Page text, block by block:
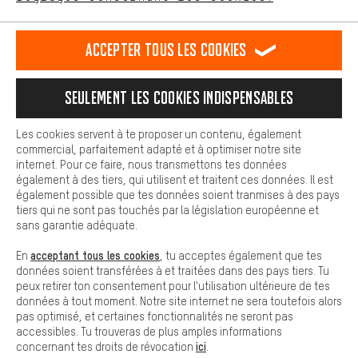
RÉSILIER LE CONTRAT Communauté d'Aix-la-Chapelle
Programme d'affiliation Mentions Légales Protection des données
Conditions générales de vente Plateforme d'Alerte
Reprise des batteries Corepile Paramètres de cookies
Modifier le contraste
Tous les prix s'entendent en euros (MwSt hors) plus les
frais de portpour la livraison versÉtats-Unis.
est plus confortable. Avec les cookies de confort, nous
Nous pouvons ainsi mettre à ta disposition d'autres contenus et
informations utiles. De plus, tu as la possibilité d'utiliser des
facilement les bons produits. Par exemple, nous proposons une
facilement aux questions.
Cookies de base
Les cookies de base garantissent que tu puisses utiliser les
fonctions de notre site web.
Accepter tous les cookies
Seulement les cookies indispensables
Les cookies servent à te proposer un contenu, également
commercial, parfaitement adapté et à optimiser notre site
internet. Pour ce faire, nous transmettons tes données
également à des tiers, qui utilisent et traitent ces données. Il est
également possible que tes données soient tranmises à des pays
tiers qui ne sont pas touchés par la législation européenne et
sans garantie adéquate.
En acceptant tous les cookies , tu acceptes également que tes
données soient transférées à et traitées dans des pays tiers. Tu
peux retirer ton consentement pour l'utilisation ultérieure de tes
données à tout moment. Notre site internet ne sera toutefois alors
pas optimisé, et certaines fonctionnalités ne seront pas
accessibles. Tu trouveras de plus amples informations
concernant tes droits de révocation ici